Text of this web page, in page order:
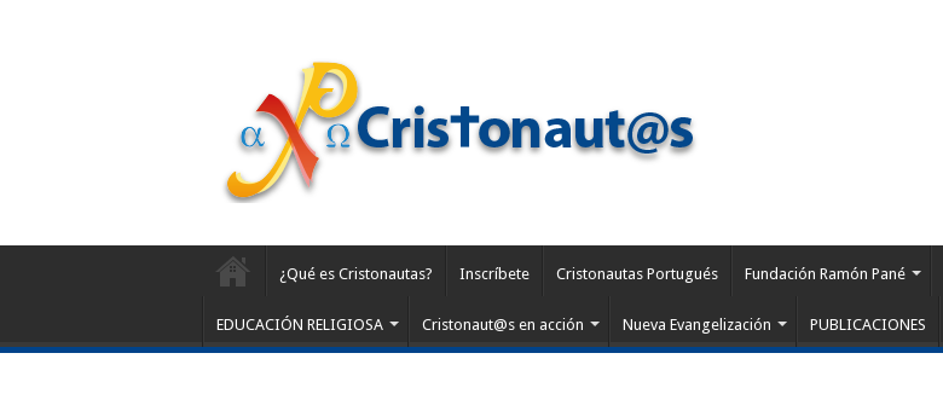
¿Qué es Cristonautas? Inscríbete Cristonautas Portugués Fundación Ramón Pané
EDUCACIÓN RELIGIOSA Cristonaut@s en acción Nueva Evangelización PUBLICACIONES